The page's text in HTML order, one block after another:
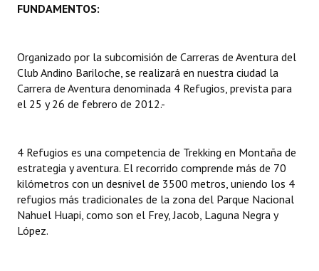
Ejecución Presupuestaria
NORMATIVA
Comunicaciones
Resoluciones
Resoluciones de Presidencia
INSTITUCIONAL
FUNDAMENTOS:
Organizado por la subcomisión de Carreras de Aventura del
Club Andino Bariloche, se realizará en nuestra ciudad la
Carrera de Aventura denominada 4 Refugios, prevista para
el 25 y 26 de febrero de 2012.-
4 Refugios es una competencia de Trekking en Montaña de
estrategia y aventura. El recorrido comprende más de 70
kilómetros con un desnivel de 3500 metros, uniendo los 4
refugios más tradicionales de la zona del Parque Nacional
Nahuel Huapi, como son el Frey, Jacob, Laguna Negra y
López.